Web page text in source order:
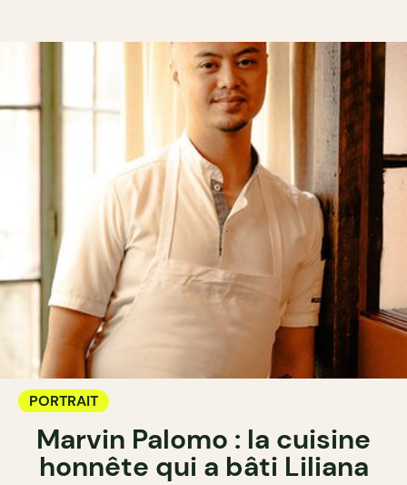
PORTRAIT
Marvin Palomo : la cuisine
honnête qui a bâti Liliana